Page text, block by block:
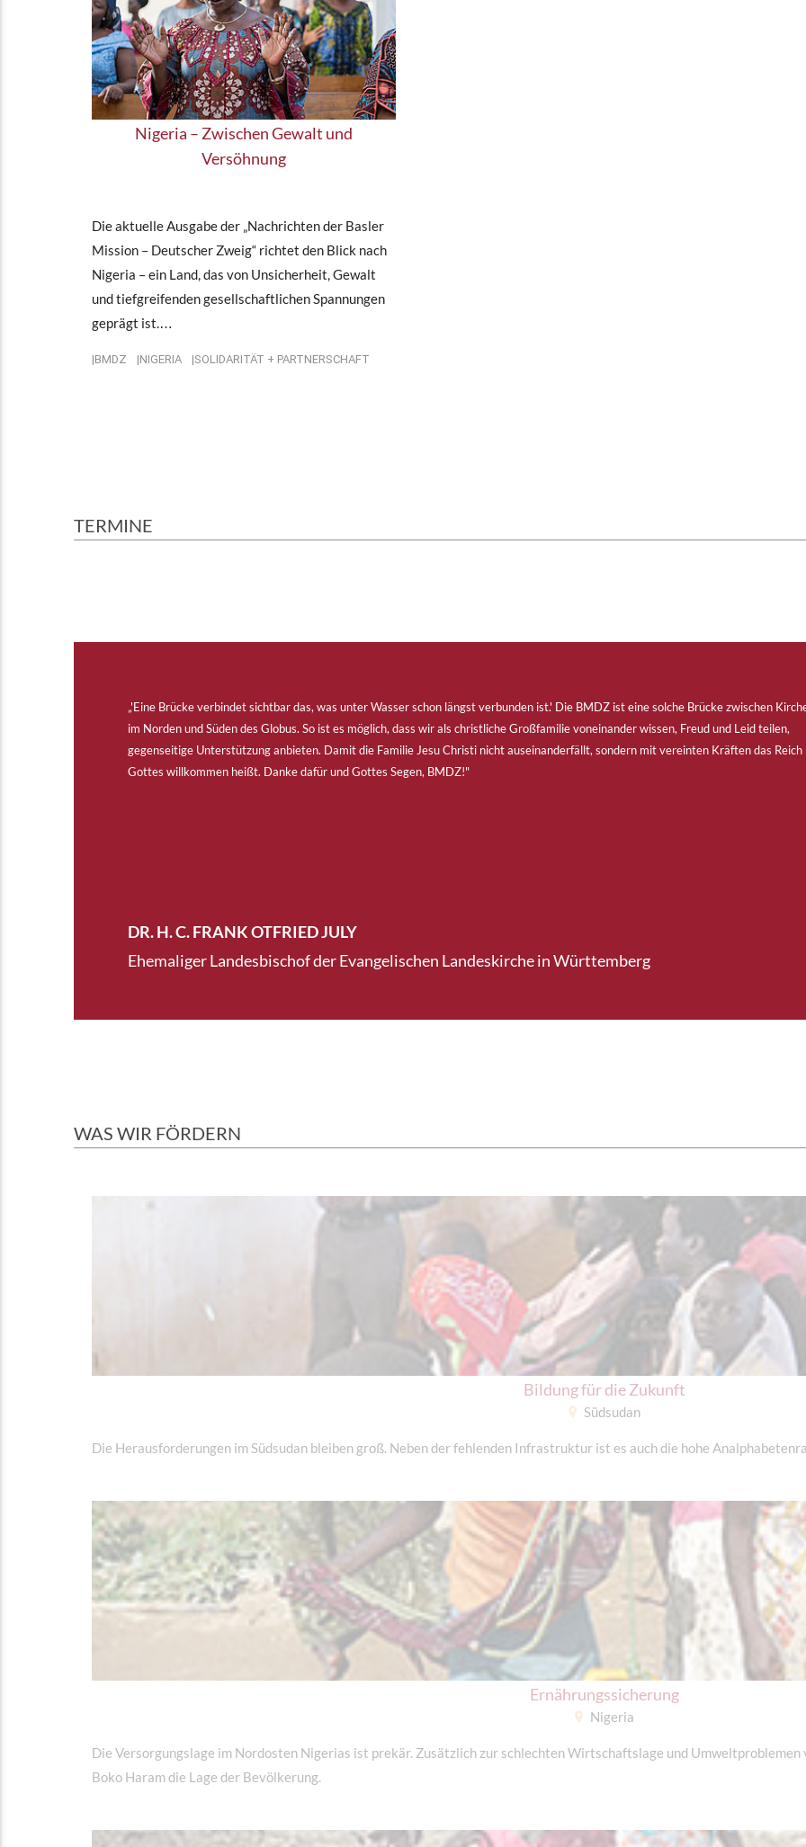
Nigeria – Zwischen Gewalt und
Versöhnung
Die aktuelle Ausgabe der „Nachrichten der Basler
Mission – Deutscher Zweig“ richtet den Blick nach
Nigeria – ein Land, das von Unsicherheit, Gewalt
und tiefgreifenden gesellschaftlichen Spannungen
geprägt ist.…
BMDZ NIGERIA SOLIDARITÄT + PARTNERSCHAFT
TERMINE
„'Eine Brücke verbindet sichtbar das, was unter Wasser schon längst verbunden ist.' Die BMDZ ist eine solche Brücke zwischen
im Norden und Süden des Globus. So ist es möglich, dass wir als christliche Großfamilie voneinander wissen, Freud und Leid teilen,
gegenseitige Unterstützung anbieten. Damit die Familie Jesu Christi nicht auseinanderfällt, sondern mit vereinten Kräften das Reich
Gottes willkommen heißt. Danke dafür und Gottes Segen, BMDZ!"
DR. H. C. FRANK OTFRIED JULY
Ehemaliger Landesbischof der Evangelischen Landeskirche in Württemberg
WAS WIR FÖRDERN
Bildung für die Zukunft
Südsudan
Die Herausforderungen im Südsudan bleiben groß. Neben der fehlenden Infrastruktur ist es auch die hohe
Ernährungssicherung
Nigeria
Die Versorgungslage im Nordosten Nigerias ist prekär. Zusätzlich zur schlechten Wirtschaftslage und
Boko Haram die Lage der Bevölkerung.